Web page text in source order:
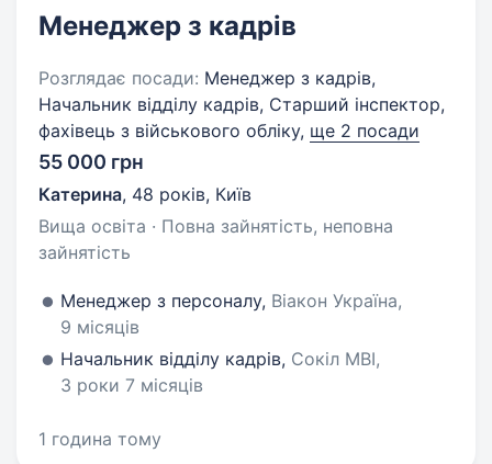
Менеджер з кадрів
Розглядає посади: Менеджер з кадрів,
Начальник відділу кадрів, Старший інспектор,
фахівець з військового обліку, ще 2 посади
55 000 грн
Катерина, 48 років, Київ
Вища освіта · Повна зайнятість, неповна
зайнятість
Менеджер з персоналу, Віакон Україна,
9 місяців
Начальник відділу кадрів, Сокіл МВІ,
3 роки 7 місяців
1 година тому